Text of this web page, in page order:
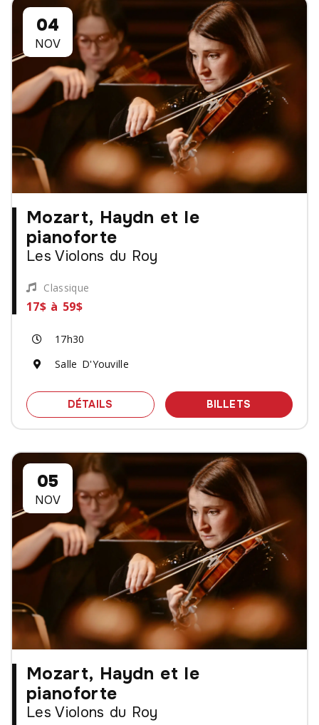
04
NOV
Mozart, Haydn et le
pianoforte
Les Violons du Roy
Classique
17$ à 59$
17h30
Salle D'Youville
DÉTAILS SPECTACLE MOZART, HAYDN ET LE
BILLETS DES
05
NOV
Mozart, Haydn et le
pianoforte
Les Violons du Roy